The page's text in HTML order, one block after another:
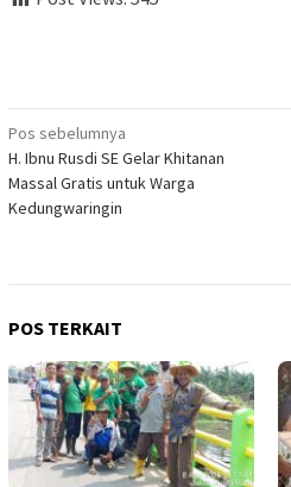
Navigasi
pos
Pos sebelumnya
H. Ibnu Rusdi SE Gelar Khitanan
Massal Gratis untuk Warga
Kedungwaringin
POS TERKAIT